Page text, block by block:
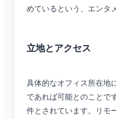
めているという、エンタ
立地とアクセス
具体的なオフィス所在地
であれば可能とのことで
件とされています。リモ